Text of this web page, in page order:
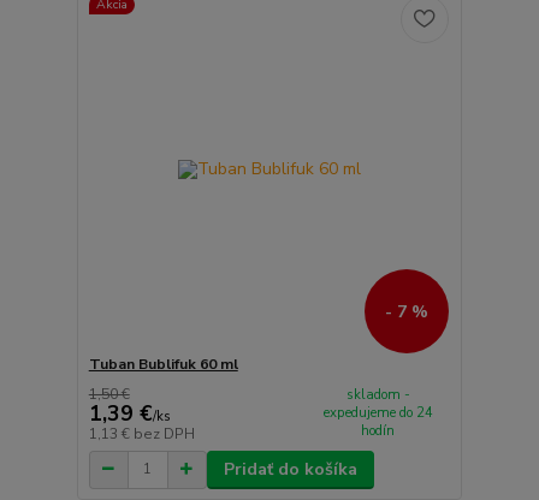
Akcia
- 7 %
Tuban Bublifuk 60 ml
1,50 €
1,39 €/ks
1,13 € bez DPH
skladom -
expedujeme do 24
hodín
Pridať do košíka